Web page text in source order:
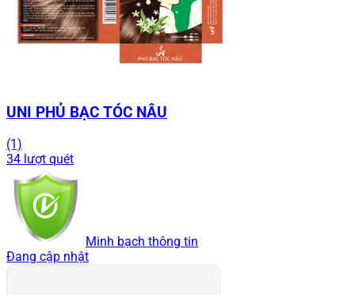
UNI PHỦ BẠC TÓC NÂU
(1)
34 lượt quét
Minh bạch thông tin
Đang cập nhật